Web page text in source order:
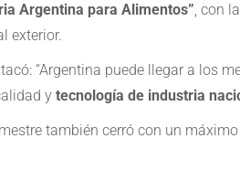
Argentina para Alimentos”, con
exterior.
“Argentina puede llegar a los
y tecnología de industria
también cerró con un